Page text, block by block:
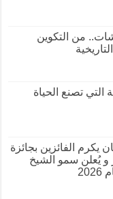
من التكوين
التي تصنع الحياة
يكرم الفائزين بجائزة
و يُعلن سمو الشيخ